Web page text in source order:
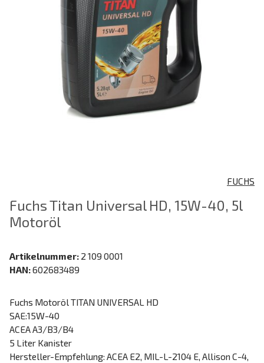
FUCHS
Fuchs Titan Universal HD, 15W-40, 5l
Motoröl
Artikelnummer: 2 109 0001
HAN:602683489
Fuchs Motoröl TITAN UNIVERSAL HD
SAE:15W-40
ACEA A3/B3/B4
5 Liter Kanister
Hersteller-Empfehlung: ACEA E2, MIL-L-2104 E, Allison C-4,